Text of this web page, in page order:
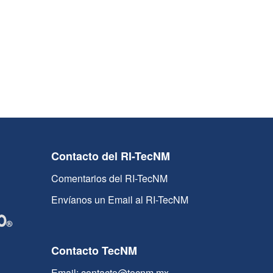
Contacto del RI-TecNM
Comentarios del RI-TecNM
Envíanos un Email al RI-TecNM
Contacto TecNM